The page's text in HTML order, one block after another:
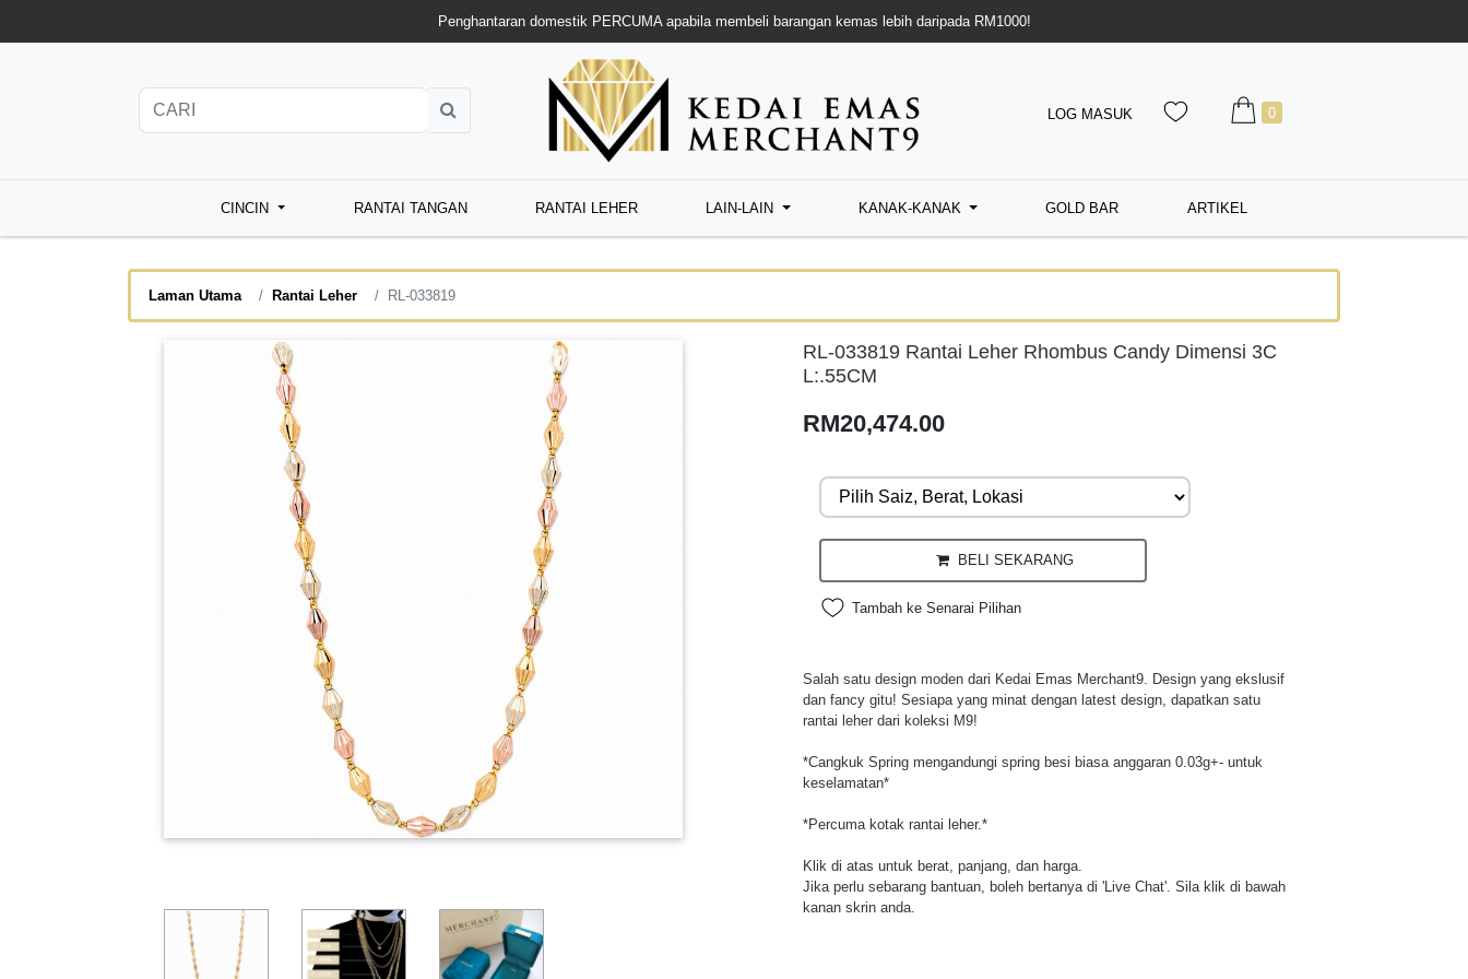
Penghantaran domestik PERCUMA apabila membeli barangan kemas lebih daripada RM1000!
LOG MASUK 0
CINCIN RANTAI TANGAN RANTAI LEHER LAIN-LAIN KANAK-KANAK GOLD BAR ARTIKEL
Laman Utama Rantai Leher RL-033819
RL-033819 Rantai Leher Rhombus Candy Dimensi 3C
L:.55CM
RM20,474.00
BELI SEKARANG
Tambah ke Senarai Pilihan
Salah satu design moden dari Kedai Emas Merchant9. Design yang ekslusif
dan fancy gitu! Sesiapa yang minat dengan latest design, dapatkan satu
rantai leher dari koleksi M9!
*Cangkuk Spring mengandungi spring besi biasa anggaran 0.03g+- untuk
keselamatan*
*Percuma kotak rantai leher.*
Klik di atas untuk berat, panjang, dan harga.
Jika perlu sebarang bantuan, boleh bertanya di 'Live Chat'. Sila klik di bawah
kanan skrin anda.